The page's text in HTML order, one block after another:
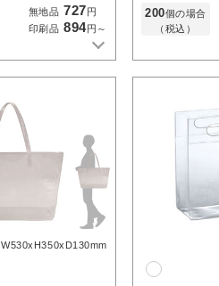
無地品 727 円
印刷品 894円～
200個の場合
（税込）
W530xH350xD130mm